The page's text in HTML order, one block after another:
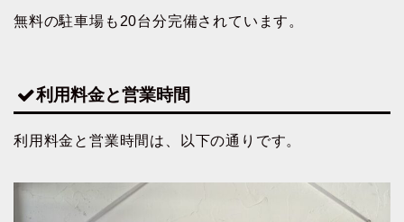
無料の駐車場も20台分完備されています。
利用料金と営業時間
利用料金と営業時間は、以下の通りです。